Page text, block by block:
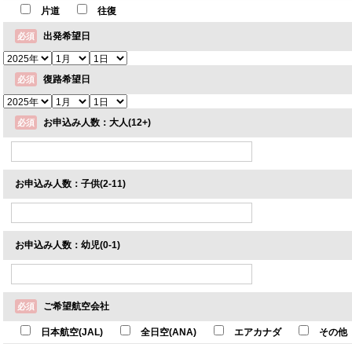
片道 往復
必須 出発希望日
必須 復路希望日
必須 お申込み人数：大人(12+)
お申込み人数：子供(2-11)
お申込み人数：幼児(0-1)
必須 ご希望航空会社
日本航空(JAL) 全日空(ANA) エアカナダ その他